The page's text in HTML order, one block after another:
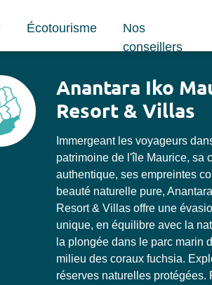
Écotourisme
Nos
conseillers
Anantara Iko
Resort & Villas
Immergeant les voyageurs
patrimoine de l'île Maurice, sa
authentique, ses empreintes
beauté naturelle pure,
Resort & Villas offre une
unique, en équilibre avec la
la plongée dans le parc marin
milieu des coraux fuchsia.
réserves naturelles protégées.